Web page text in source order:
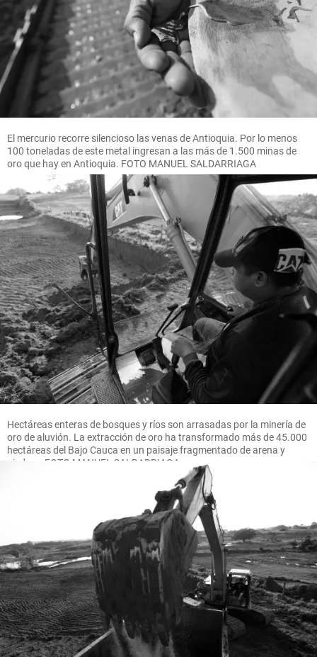
El mercurio recorre silencioso las venas de Antioquia. Por lo menos
100 toneladas de este metal ingresan a las más de 1.500 minas de
oro que hay en Antioquia. FOTO MANUEL SALDARRIAGA
Hectáreas enteras de bosques y ríos son arrasadas por la minería de
oro de aluvión. La extracción de oro ha transformado más de 45.000
hectáreas del Bajo Cauca en un paisaje fragmentado de arena y
piedras. FOTO MANUEL SALDARRIAGA